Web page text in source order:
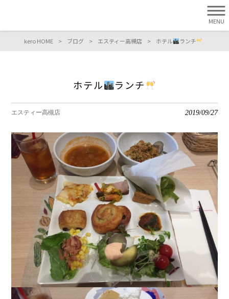
MENU
kero HOME > ブログ > エスティー高槻店 > ホテル ランチ
ホテル ランチ
エスティー高槻店 2019/09/27